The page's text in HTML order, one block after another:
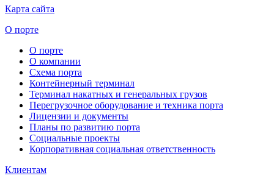
Карта сайта
О порте
О порте
О компании
Схема порта
Контейнерный терминал
Терминал накатных и генеральных грузов
Перегрузочное оборудование и техника порта
Лицензии и документы
Планы по развитию порта
Социальные проекты
Корпоративная социальная ответственность
Клиентам